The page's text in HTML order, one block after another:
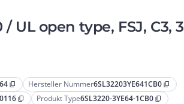
/ UL open type, FSJ, C3, 3
content_copy Hersteller Nummer6SL32203YE641CB0 content_copy
content_copy Produkt Type6SL3220-3YE64-1CB0 content_copy